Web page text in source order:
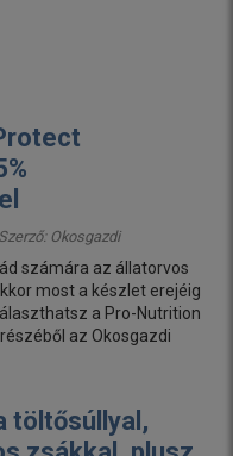
Okosgazdi
számára az állatorvos
most a készlet erejéig
a Pro-Nutrition
az Okosgazdi
töltősúllyal,